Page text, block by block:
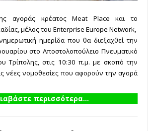
αγοράς κρέατος Meat Place και το
μέλος του Enterprise Europe Network,
ημερίδα που θα διεξαχθεί την
στο Αποστολοπούλειο Πνευματικό
Τρίπολης, στις 10:30 π.μ. με σκοπό την
νέες νομοθεσίες που αφορούν την αγορά
περισσότερα...